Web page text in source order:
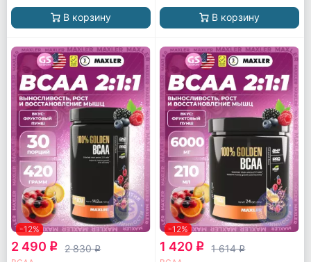
В корзину В корзину
-12%
2 490 q 2 830q
-12%
1 420 q 1 614q